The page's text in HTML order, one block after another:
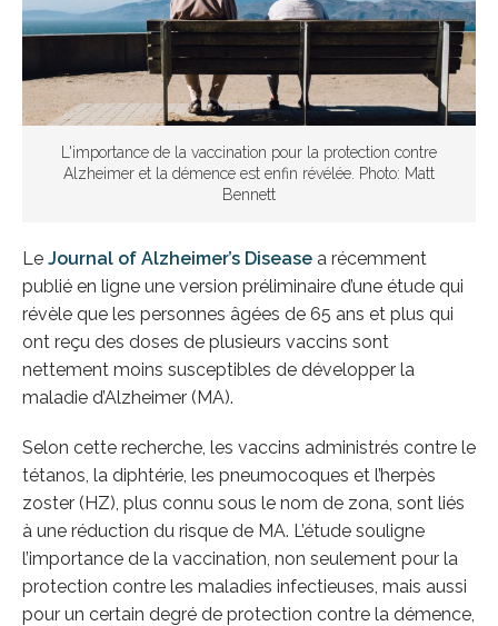
L'importance de la vaccination pour la protection contre
Alzheimer et la démence est enfin révélée. Photo: Matt
Bennett
Le Journal of Alzheimer’s Disease a récemment
publié en ligne une version préliminaire d’une étude qui
révèle que les personnes âgées de 65 ans et plus qui
ont reçu des doses de plusieurs vaccins sont
nettement moins susceptibles de développer la
maladie d’Alzheimer (MA).
Selon cette recherche, les vaccins administrés contre le
tétanos, la diphtérie, les pneumocoques et l’herpès
zoster (HZ), plus connu sous le nom de zona, sont liés
à une réduction du risque de MA. L’étude souligne
l’importance de la vaccination, non seulement pour la
protection contre les maladies infectieuses, mais aussi
pour un certain degré de protection contre la démence,